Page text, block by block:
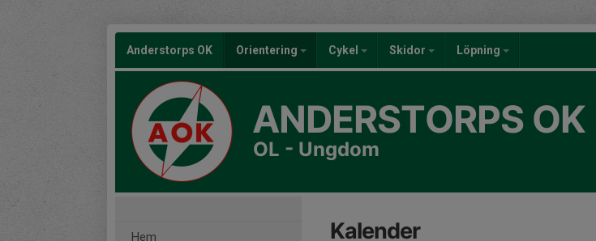
Anderstorps OK Orientering Cykel Skidor Löpning
ANDERSTORPS OK
OL - Ungdom
Hem Kalender